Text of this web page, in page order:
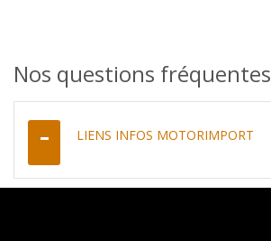
Nos questions fréquentes
LIENS INFOS MOTORIMPORT